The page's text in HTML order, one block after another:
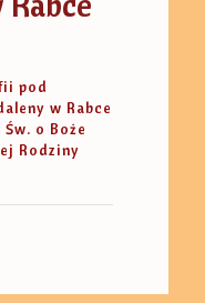
pod
w Rabce
o Boże
Rodziny